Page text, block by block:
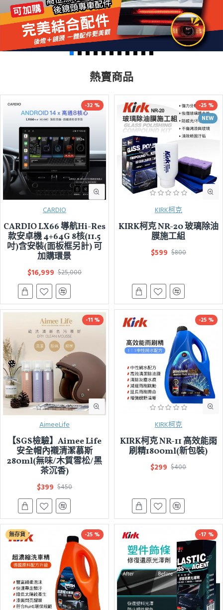
熱賣商品
-32 %
CARDIO
CARDIO LX66 導航Hi-Res
款安卓機 4+64G 8核(11.5
吋)含安裝(面板框另計) 可
加購環景
$16,999 $25,000
NEW
-25 %
KIRK柯克
KIRK柯克 NR-20 玻璃除油
膜施工組
$599 $800
-11 %
AimeeLife
【SGS檢驗】Aimee Life
安全帽內襯清潔慕斯
280ml(無味/木質雪松/黑
茶沉香)
$399 $450
-25 %
KIRK柯克
KIRK柯克 NR-11 高效能雨
刷精1800ml(新包裝)
$299 $400
-25 %
無存貨 -17 %